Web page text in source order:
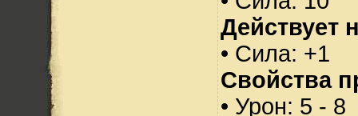
Действует
• Сила: +1
Свойства
• Урон: 5 - 8